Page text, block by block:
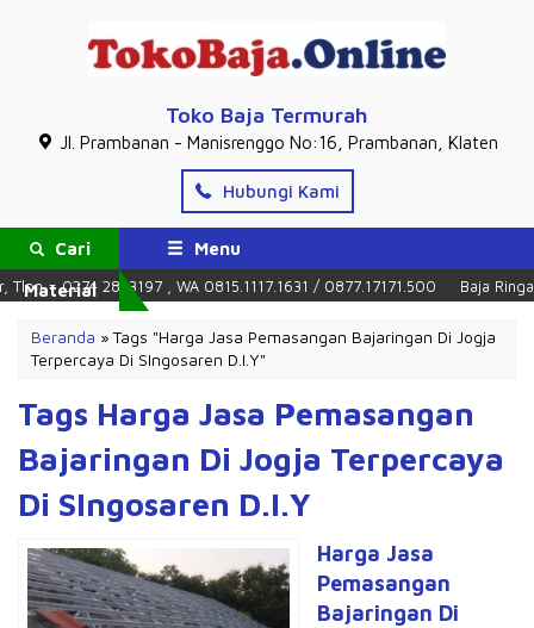
Toko Baja Termurah
Jl. Prambanan - Manisrenggo No:16, Prambanan, Klaten
Hubungi Kami
Cari
Material
Menu
= 0274 2853197 , WA 0815.1117.1631 / 0877.17171.500 Baja
Beranda »Tags "Harga Jasa Pemasangan Bajaringan Di Jogja
Terpercaya Di SIngosaren D.I.Y"
Tags Harga Jasa Pemasangan
Bajaringan Di Jogja Terpercaya
Di SIngosaren D.I.Y
Harga Jasa
Pemasangan
Bajaringan Di